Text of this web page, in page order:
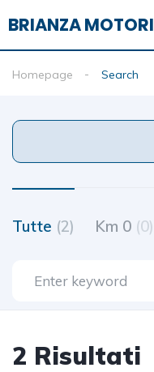
BRIANZA MOTORI
Homepage Search
Tutte (2) Km 0 (0)
2 Risultati